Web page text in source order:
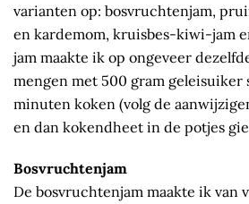
varianten op: bosvruchtenjam,
en kardemom, kruisbes-kiwi-jam
jam maakte ik op ongeveer
mengen met 500 gram geleisuiker
minuten koken (volg de
en dan kokendheet in de potjes
Bosvruchtenjam
De bosvruchtenjam maakte ik van